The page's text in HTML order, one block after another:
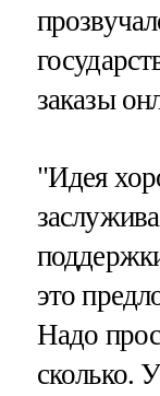
заказы
"Идея
это
Надо
сколько.